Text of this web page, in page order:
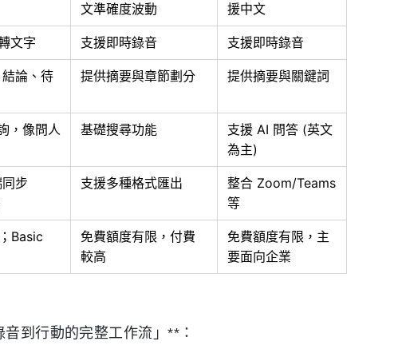
文準確度波動
援中文
文字 支援即時錄音 支援即時錄音
論、待
提供摘要與章節劃分 提供摘要與關鍵詞
，像問人
基礎搜尋功能
支援 AI 問答 (英文
為主)
步
支援多種格式匯出
整合 Zoom/Teams
等
Basic
免費額度有限，付費
較高
免費額度有限，主
要面向企業
到行動的完整工作流」**：